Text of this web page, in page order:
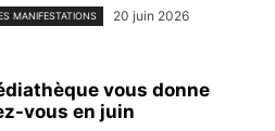
MANIFESTATIONS 20 juin 2026
vous donne
vous en juin